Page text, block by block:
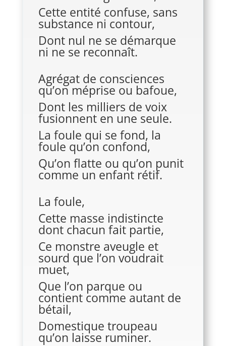
Cette entité confuse, sans
substance ni contour,
Dont nul ne se démarque
ni ne se reconnaît.
Agrégat de consciences
qu’on méprise ou bafoue,
Dont les milliers de voix
fusionnent en une seule.
La foule qui se fond, la
foule qu’on confond,
Qu’on flatte ou qu’on punit
comme un enfant rétif.
La foule,
Cette masse indistincte
dont chacun fait partie,
Ce monstre aveugle et
sourd que l’on voudrait
muet,
Que l’on parque ou
contient comme autant de
bétail,
Domestique troupeau
qu’on laisse ruminer.